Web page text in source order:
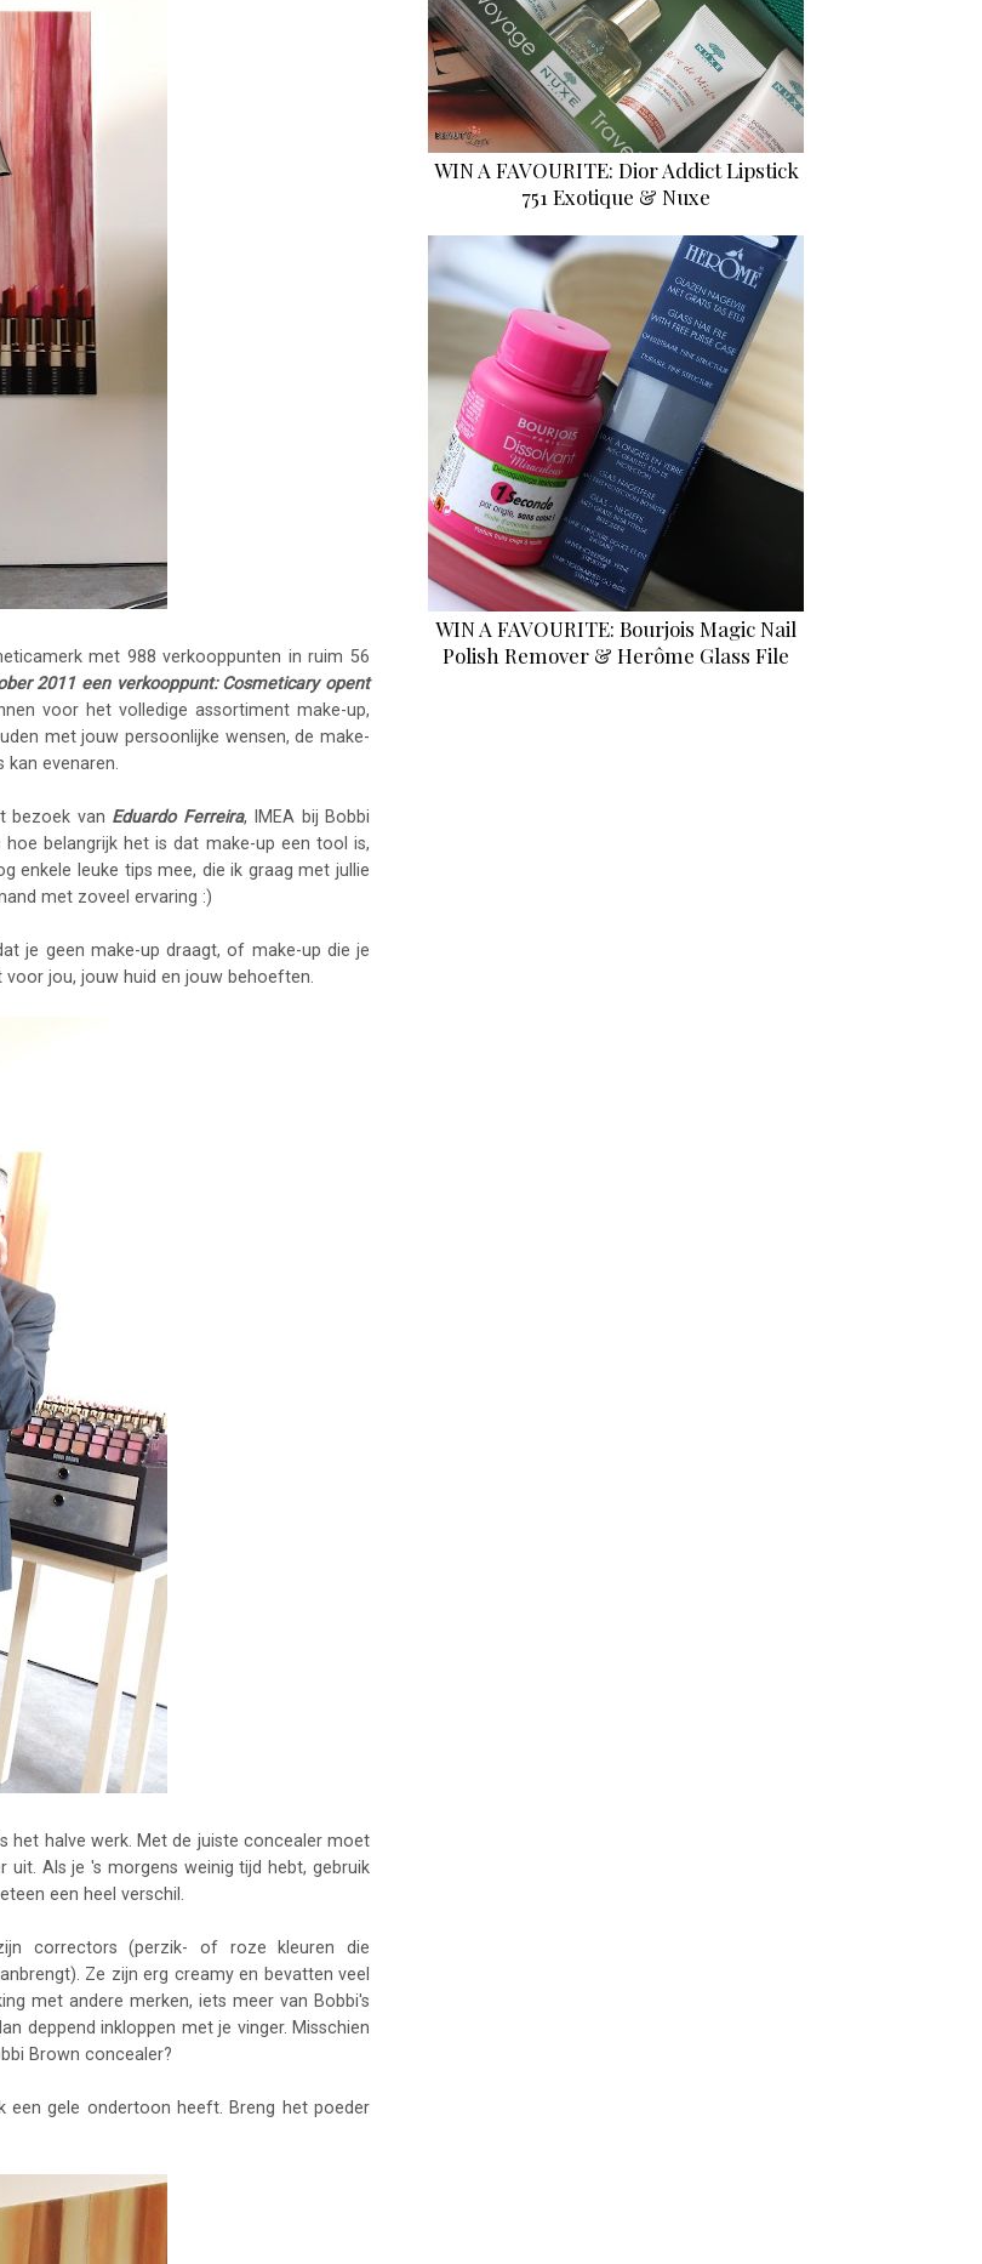
met 988 verkooppunten in ruim 56
2011 een verkooppunt: Cosmeticary opent
voor het volledige assortiment make-up,
met jouw persoonlijke wensen, de make-
evenaren.
bezoek van Eduardo Ferreira, IMEA bij Bobbi
belangrijk het is dat make-up een tool is,
enkele leuke tips mee, die ik graag met jullie
met zoveel ervaring :)
je geen make-up draagt, of make-up die je
jou, jouw huid en jouw behoeften.
het halve werk. Met de juiste concealer moet
Als je 's morgens weinig tijd hebt, gebruik
een heel verschil.
correctors (perzik- of roze kleuren die
Ze zijn erg creamy en bevatten veel
met andere merken, iets meer van Bobbi's
deppend inkloppen met je vinger. Misschien
Brown concealer?
een gele ondertoon heeft. Breng het poeder
WIN A FAVOURITE: Dior Addict Lipstick
751 Exotique & Nuxe
WIN A FAVOURITE: Bourjois Magic Nail
Polish Remover & Herôme Glass File